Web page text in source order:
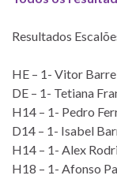
Resultados
HE – 1- Vitor
DE – 1- Tetiana
H14 – 1- Pedro
D14 – 1- Isabel
H14 – 1- Alex
H18 – 1- Afonso